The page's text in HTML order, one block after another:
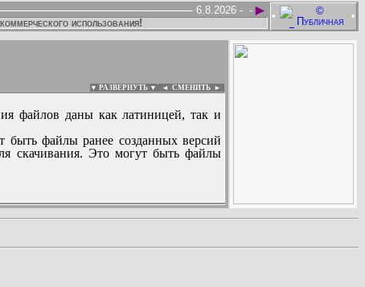
• •
►
-
6.8.2026 -
использования!
▼ РАЗВЕРНУТЬ ▼ ◄ СМЕНИТЬ ►
файлов даны как латиницей, так и
файлы ранее созданных версий
скачивания. Это могут быть файлы
: